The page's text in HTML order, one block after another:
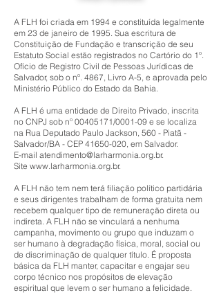
A FLH foi criada em 1994 e constituída legalmente
em 23 de janeiro de 1995. Sua escritura de
Constituição de Fundação e transcrição de seu
Estatuto Social estão registrados no Cartório do 1º.
Ofício de Registro Civil de Pessoas Jurídicas de
Salvador, sob o nº. 4867, Livro A-5, e aprovada pelo
Ministério Público do Estado da Bahia.
A FLH é uma entidade de Direito Privado, inscrita
no CNPJ sob nº 00405171/0001-09 e se localiza
na Rua Deputado Paulo Jackson, 560 - Piatã -
Salvador/BA - CEP 41650-020, em Salvador.
E-mail atendimento@larharmonia.org.br.
Site www.larharmonia.org.br.
A FLH não tem nem terá filiação político partidária
e seus dirigentes trabalham de forma gratuita nem
recebem qualquer tipo de remuneração direta ou
indireta. A FLH não se vinculará a nenhuma
campanha, movimento ou grupo que induzam o
ser humano à degradação física, moral, social ou
de discriminação de qualquer título. É proposta
básica da FLH manter, capacitar e engajar seu
corpo técnico nos propósitos de elevação
espiritual que levem o ser humano a felicidade.